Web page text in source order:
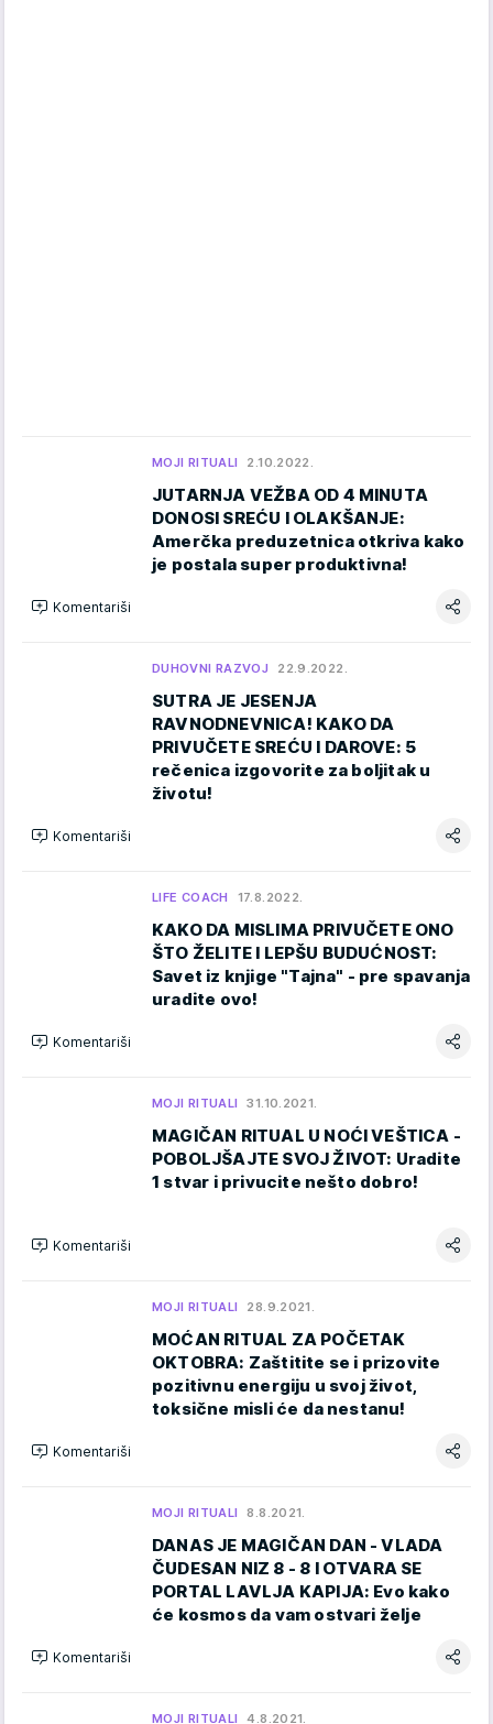
MOJI RITUALI 2.10.2022.
JUTARNJA VEŽBA OD 4 MINUTA
DONOSI SREĆU I OLAKŠANJE:
Amerčka preduzetnica otkriva kako
je postala super produktivna!
Komentariši
DUHOVNI RAZVOJ 22.9.2022.
SUTRA JE JESENJA
RAVNODNEVNICA! KAKO DA
PRIVUČETE SREĆU I DAROVE: 5
rečenica izgovorite za boljitak u
životu!
Komentariši
LIFE COACH 17.8.2022.
KAKO DA MISLIMA PRIVUČETE ONO
ŠTO ŽELITE I LEPŠU BUDUĆNOST:
Savet iz knjige "Tajna" - pre spavanja
uradite ovo!
Komentariši
MOJI RITUALI 31.10.2021.
MAGIČAN RITUAL U NOĆI VEŠTICA -
POBOLJŠAJTE SVOJ ŽIVOT: Uradite
1 stvar i privucite nešto dobro!
Komentariši
MOJI RITUALI 28.9.2021.
MOĆAN RITUAL ZA POČETAK
OKTOBRA: Zaštitite se i prizovite
pozitivnu energiju u svoj život,
toksične misli će da nestanu!
Komentariši
MOJI RITUALI 8.8.2021.
DANAS JE MAGIČAN DAN - VLADA
ČUDESAN NIZ 8 - 8 I OTVARA SE
PORTAL LAVLJA KAPIJA: Evo kako
će kosmos da vam ostvari želje
Komentariši
MOJI RITUALI 4.8.2021.